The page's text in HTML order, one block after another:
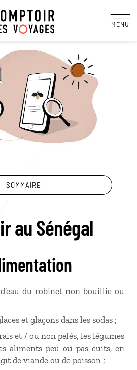
MENU
SOMMAIRE
au Sénégal
du robinet non bouillie ou
et glaçons dans les sodas ;
et / ou non pelés, les légumes
aliments peu ou pas cuits, en
de viande ou de poisson ;